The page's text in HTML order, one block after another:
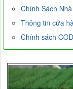
Chính Sách
Thông tin cửa
Chính sách